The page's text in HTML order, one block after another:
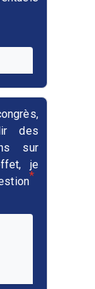
des
sur
je
*